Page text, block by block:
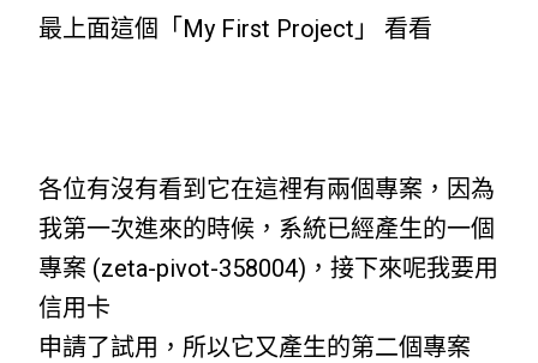
最上面這個「My First Project」 看看
各位有沒有看到它在這裡有兩個專案，因為
我第一次進來的時候，系統已經產生的一個
專案 (zeta-pivot-358004)，接下來呢我要用
信用卡
申請了試用，所以它又產生的第二個專案